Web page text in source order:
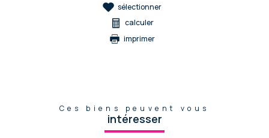
sélectionner
calculer
imprimer
Ces biens peuvent vous
intéresser